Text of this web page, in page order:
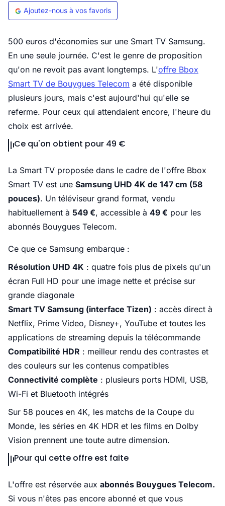
Ajoutez-nous à vos favoris
500 euros d'économies sur une Smart TV Samsung.
En une seule journée. C'est le genre de proposition
qu'on ne revoit pas avant longtemps. L'offre Bbox
Smart TV de Bouygues Telecom a été disponible
plusieurs jours, mais c'est aujourd'hui qu'elle se
referme. Pour ceux qui attendaient encore, l'heure du
choix est arrivée.
Ce qu'on obtient pour 49 €
La Smart TV proposée dans le cadre de l'offre Bbox
Smart TV est une Samsung UHD 4K de 147 cm (58
pouces). Un téléviseur grand format, vendu
habituellement à 549 €, accessible à 49 € pour les
abonnés Bouygues Telecom.
Ce que ce Samsung embarque :
Résolution UHD 4K : quatre fois plus de pixels qu'un
écran Full HD pour une image nette et précise sur
grande diagonale
Smart TV Samsung (interface Tizen) : accès direct à
Netflix, Prime Video, Disney+, YouTube et toutes les
applications de streaming depuis la télécommande
Compatibilité HDR : meilleur rendu des contrastes et
des couleurs sur les contenus compatibles
Connectivité complète : plusieurs ports HDMI, USB,
Wi-Fi et Bluetooth intégrés
Sur 58 pouces en 4K, les matchs de la Coupe du
Monde, les séries en 4K HDR et les films en Dolby
Vision prennent une toute autre dimension.
Pour qui cette offre est faite
L'offre est réservée aux abonnés Bouygues Telecom.
Si vous n'êtes pas encore abonné et que vous